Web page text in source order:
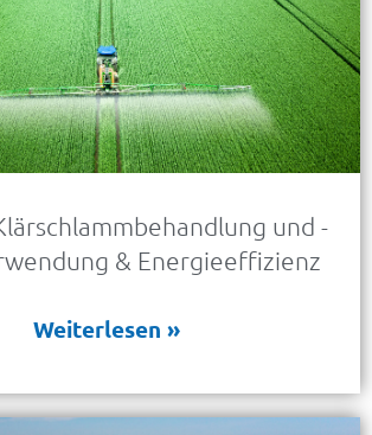
und -
& Energieeffizienz
Weiterlesen »